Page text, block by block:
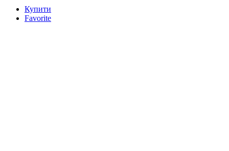
Купити
Favorite